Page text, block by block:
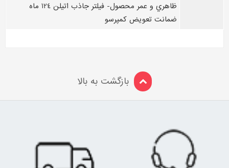
ظاهري و عمر محصول- فیلتر جاذب اتیلن 124 ماه
ضمانت تعویض کمپرسو
بازگشت به بالا